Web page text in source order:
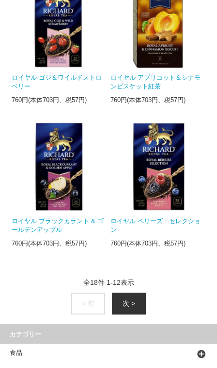
ロイヤル ゴジ＆ワイルドストロ
ベリー
760円(本体703円、税57円)
ロイヤル アプリコット＆シナモ
ンビスケット紅茶
760円(本体703円、税57円)
ロイヤル ブラックカラント & ゴ
ールデンアップル
760円(本体703円、税57円)
ロイヤル ベリーズ・セレクショ
ン
760円(本体703円、税57円)
全18件 1-12表示
< 前 次 >
カテゴリー
食品